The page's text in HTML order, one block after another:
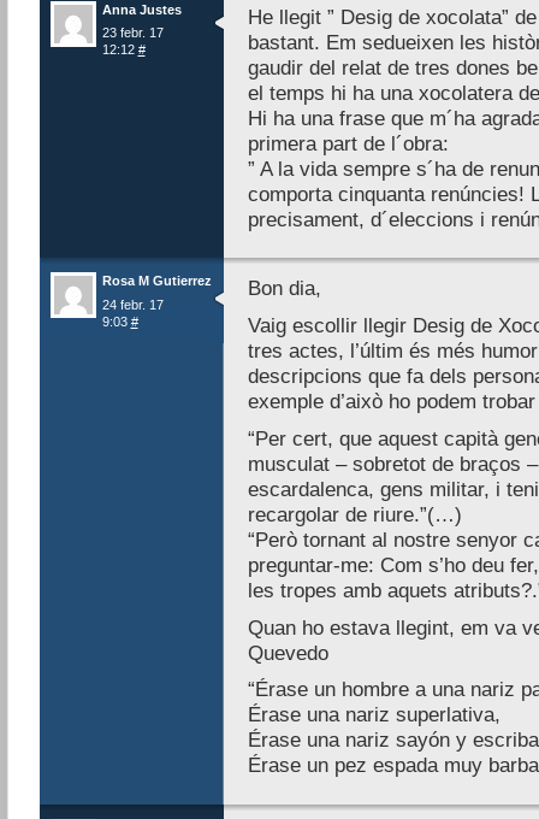
Anna Justes
23 febr. 17
12:12 #
He llegit ” Desig de xocolata”
bastant. Em sedueixen les
gaudir del relat de tres dones
el temps hi ha una xocolatera
Hi ha una frase que m´ha
primera part de l´obra:
” A la vida sempre s´ha de
comporta cinquanta renúncies!
precisament, d´eleccions i
Rosa M Gutierrez
24 febr. 17
9:03 #
Bon dia,
Vaig escollir llegir Desig de
tres actes, l’últim és més
descripcions que fa dels
exemple d’això ho podem
“Per cert, que aquest capità
musculat – sobretot de braços
escardalenca, gens militar, i
recargolar de riure.”(…)
“Però tornant al nostre senyor
preguntar-me: Com s’ho deu
les tropes amb aquets
Quan ho estava llegint, em va
Quevedo
“Érase un hombre a una nariz
Érase una nariz superlativa,
Érase una nariz sayón y
Érase un pez espada muy